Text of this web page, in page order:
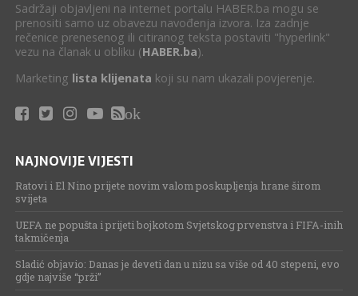
Sadržaji objavljeni na internet portalu HABER.ba mogu se
prenositi samo uz obavezu navođenja izvora. Iza zadnje
rečenice prenesenog ili citiranog teksta postaviti "hyperlink"
vezu na članak u obliku (HABER.ba).
Marketing lista klijenata koji su nam ukazali povjerenje.
ok
NAJNOVIJE VIJESTI
Ratovi i El Nino prijete novim valom poskupljenja hrane širom
svijeta
UEFA ne popušta i prijeti bojkotom Svjetskog prvenstva i FIFA-inih
takmičenja
Sladić objavio: Danas je deveti dan u nizu sa više od 40 stepeni, evo
gdje najviše “prži”